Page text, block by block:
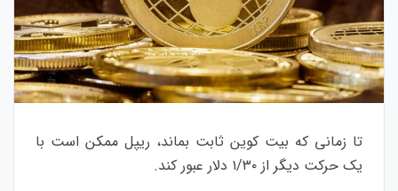
تا زمانی که بیت کوین ثابت بماند، ریپل ممکن است با
یک حرکت دیگر از ۱/۳۰ دلار عبور کند.